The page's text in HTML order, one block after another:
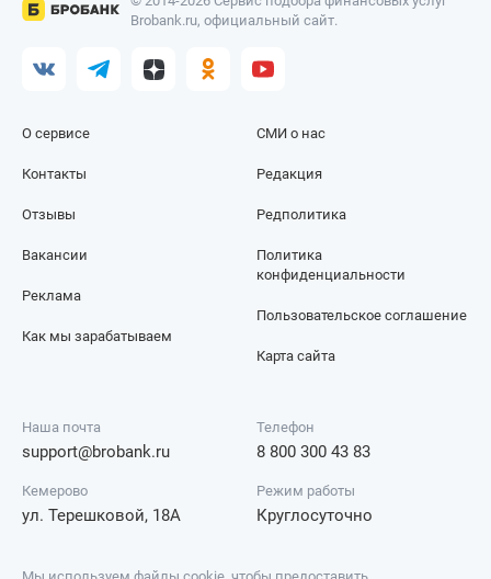
Brobank.ru, официальный сайт.
О сервисе
Контакты
Отзывы
СМИ о нас
Редакция
Редполитика
Вакансии
Реклама
Как мы зарабатываем
Политика
конфиденциальности
Пользовательское соглашение
Карта сайта
Наша почта
support@brobank.ru
Телефон
8 800 300 43 83
Кемерово
ул. Терешковой, 18А
Режим работы
Круглосуточно